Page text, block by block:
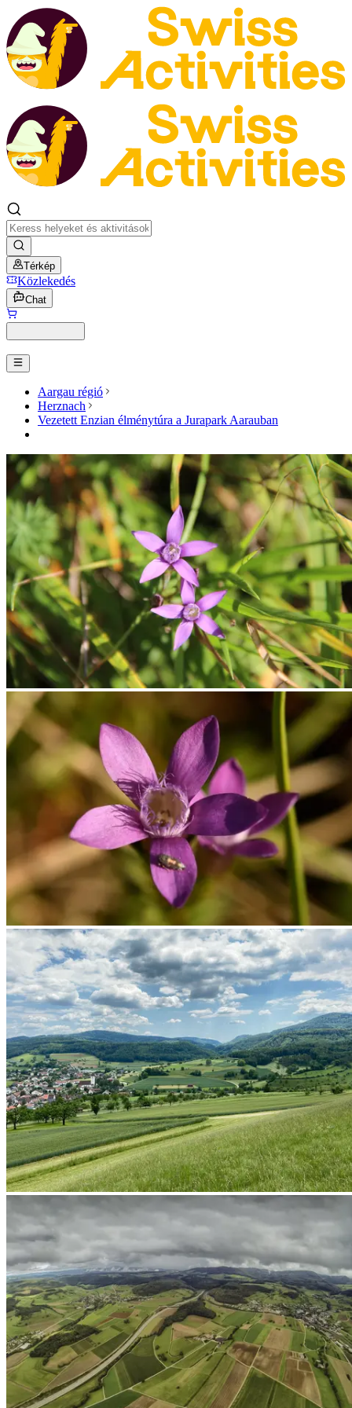
Térkép
Közlekedés
Chat
Aargau régió
Herznach
Vezetett Enzian élménytúra a Jurapark Aarauban